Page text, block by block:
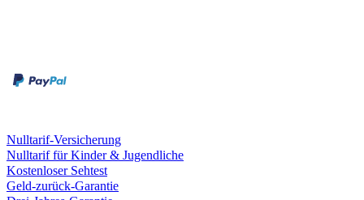
Nulltarif-Versicherung
Nulltarif für Kinder & Jugendliche
Kostenloser Sehtest
Geld-zurück-Garantie